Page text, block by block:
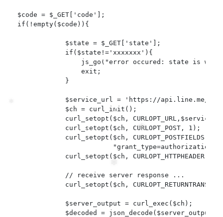
$code = $_GET['code'];
if(!empty($code)){
            $state = $_GET['state'];
            if($state!='xxxxxxx'){
js_go("error occured: state is
                exit;
            }
$service_url = 'https://api.line.me/
            $ch = curl_init();
curl_setopt($ch,
            curl_setopt($ch, CURLOPT_POST, 1);
            curl_setopt($ch, CURLOPT_POSTFIELDS,
curl_setopt($ch, CURLOPT_HTTPHEADER,
            // receive server response ...
curl_setopt($ch,
            $server_output = curl_exec($ch);
            $decoded = json_decode($server_output);
❆